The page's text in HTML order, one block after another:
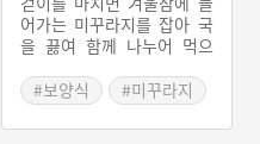
어가는 미꾸라지를 잡아 국
을 끓여 함께 나누어 먹으
대비하였다고 한다. 추어탕
은 지역별로 다양하지만 남
원 추어탕은 미꾸라지를 통
#보양식
#미꾸라지